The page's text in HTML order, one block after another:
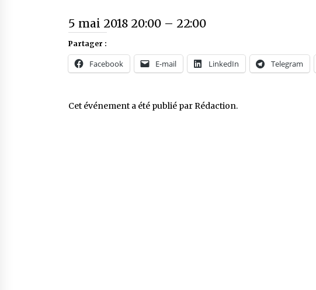
5 mai 2018 20:00 – 22:00
Partager :
Facebook E-mail LinkedIn Telegram
Cet événement a été publié par Rédaction.